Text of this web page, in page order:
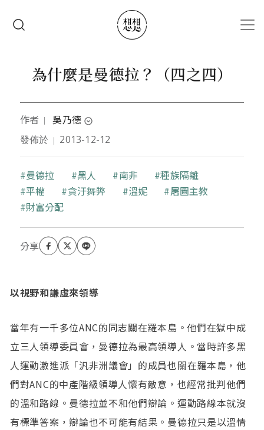
為什麼是曼德拉？（四之四）
作者 ｜ 吳乃德 expand_circle_down
本文作者是台灣大學政治學系碩士、美國芝加哥大學
大學社會學研究所合聘教授、台灣大學社會學研究所
合聘教授。曾擔任台灣政治學刊總編輯 (1997-1999)、
美國密西根大學社會學系訪問副教授 (1996-1997)、台
灣政治學會創會會長 (1995-1997)。主要研究領域政治
社會學。
發佈於 ｜ 2013-12-12
關鍵字
曼德拉 黑人 南非
種族隔離
平權
貪汙舞弊 溫妮
屠圖主教
財富分配
以視野和謙虛來領導
當年有一千多位ANC的同志關在羅本島。他們在獄中成
立三人領導委員會，曼德拉為最高領導人。當時許多黑
人運動激進派「汎非洲議會」的成員也關在羅本島，他
們對ANC的中產階級領導人懷有敵意，也經常批判他們
的溫和路線。曼德拉並不和他們辯論。運動路線本就沒
有標準答案，辯論也不可能有結果。曼德拉只是以溫情